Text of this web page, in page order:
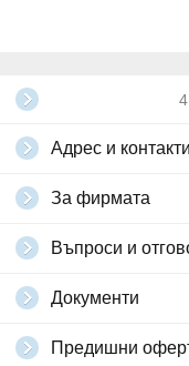
Адрес и контакти
За фирмата
Въпроси и
Документи
Предишни